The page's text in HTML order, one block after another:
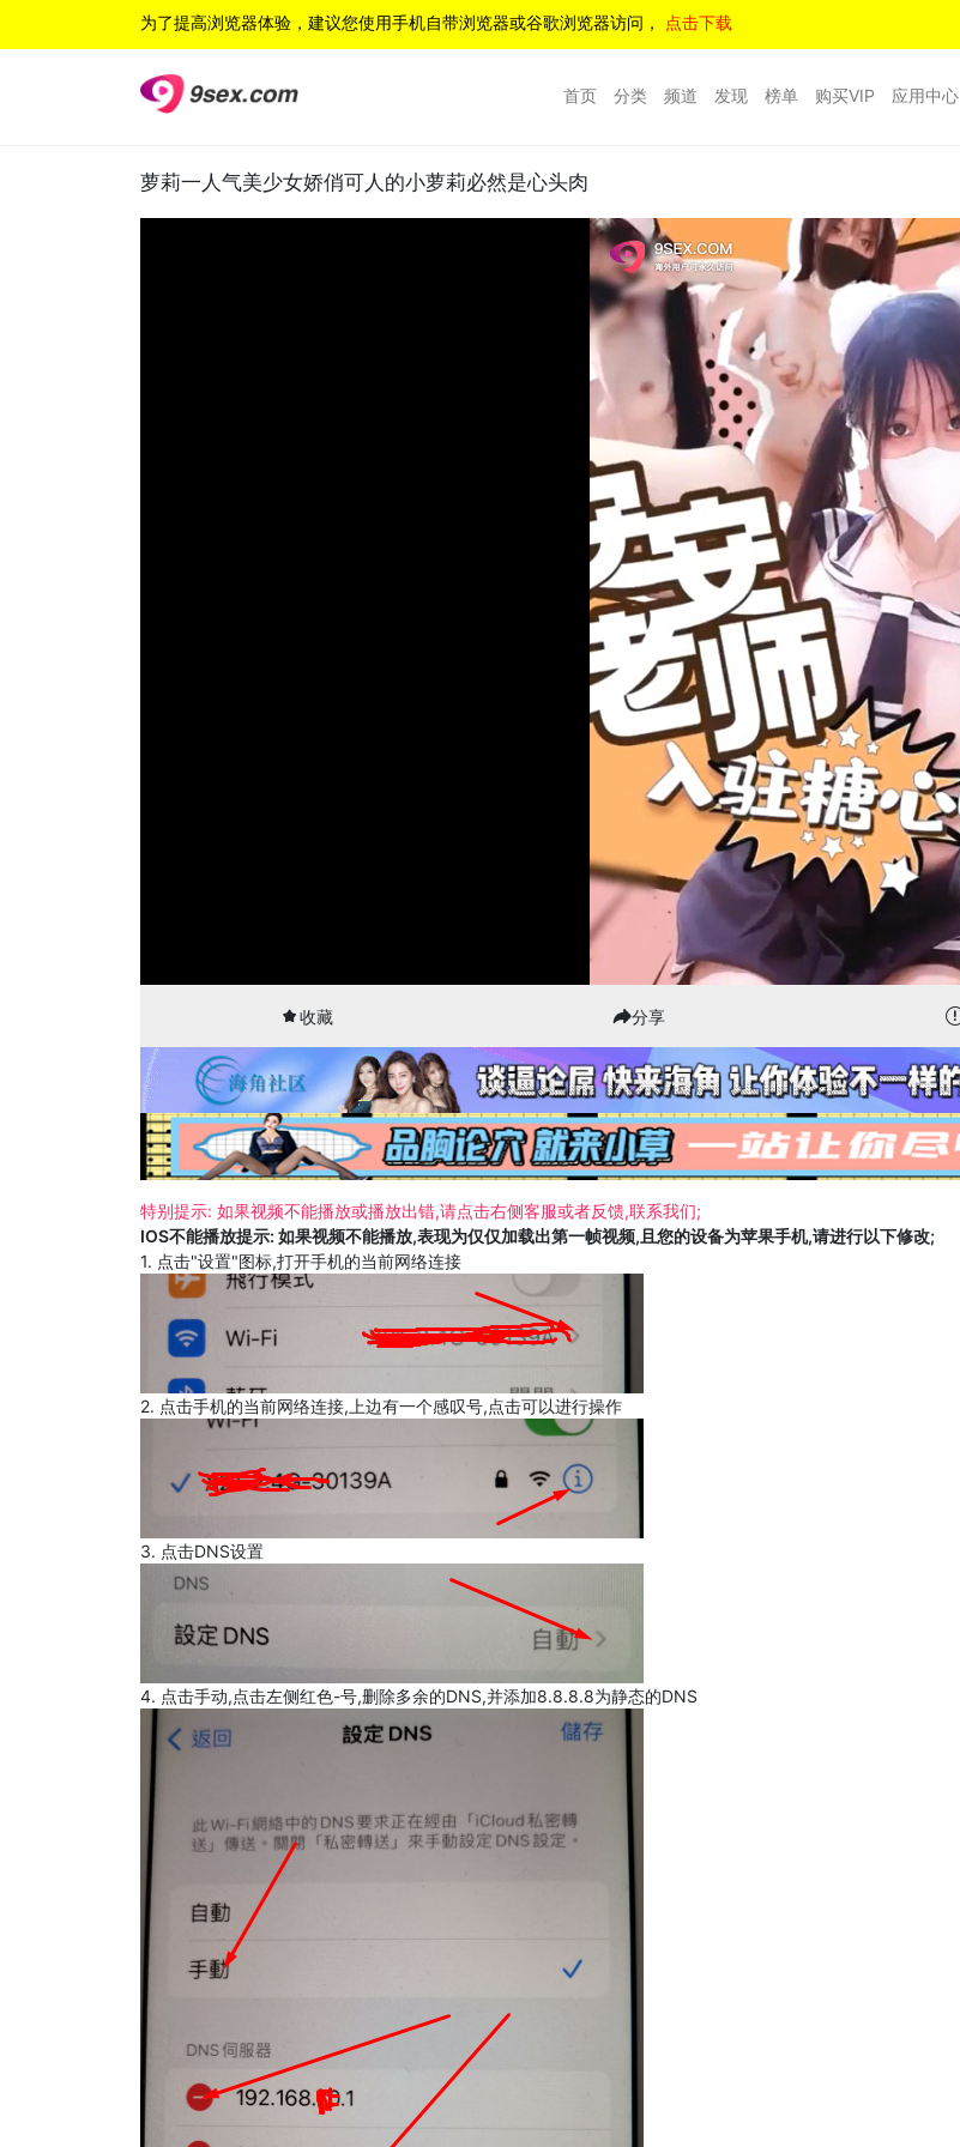
为了提高浏览器体验，建议您使用手机自带浏览器或谷歌浏览器访问， 点击下载
首页 分类 频道 发现 榜单 购买VIP 应用中心
萝莉一人气美少女娇俏可人的小萝莉必然是心头肉
收藏 分享
特别提示: 如果视频不能播放或播放出错,请点击右侧客服或者反馈,联系我们;
IOS不能播放提示: 如果视频不能播放,表现为仅仅加载出第一帧视频,且您的设备为苹果手机,请进行以下修改;
1. 点击"设置"图标,打开手机的当前网络连接
2. 点击手机的当前网络连接,上边有一个感叹号,点击可以进行操作
3. 点击DNS设置
4. 点击手动,点击左侧红色-号,删除多余的DNS,并添加8.8.8.8为静态的DNS